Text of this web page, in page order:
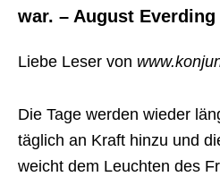
war. – August Everding
Liebe Leser von
Die Tage werden wieder
täglich an Kraft hinzu und
weicht dem Leuchten des